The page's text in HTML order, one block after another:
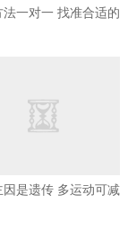
一对一 找准合适的
因是遗传 多运动可减